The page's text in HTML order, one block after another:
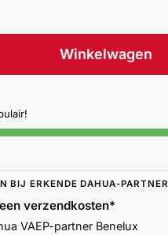
Winkelwagen
BIJ ERKENDE DAHUA-PARTNER
verzendkosten*
VAEP-partner Benelux